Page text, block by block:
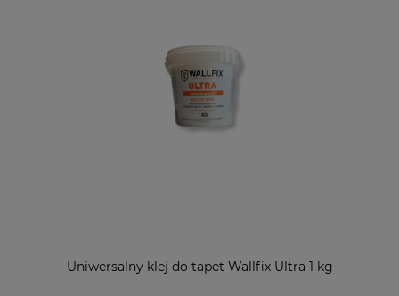
Uniwersalny klej do tapet Wallfix Ultra 1 kg